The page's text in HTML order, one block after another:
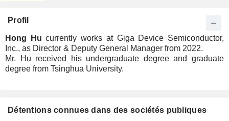
Profil
Hong Hu currently works at Giga Device Semiconductor,
Inc., as Director & Deputy General Manager from 2022.
Mr. Hu received his undergraduate degree and graduate
degree from Tsinghua University.
Détentions connues dans des sociétés publiques